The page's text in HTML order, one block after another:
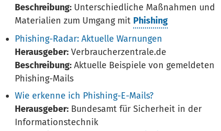
Beschreibung: Unterschiedliche Maßnahmen und
Materialien zum Umgang mit Phishing
Phishing-Radar: Aktuelle Warnungen
Herausgeber: Verbraucherzentrale.de
Beschreibung: Aktuelle Beispiele von gemeldeten
Phishing-Mails
Wie erkenne ich Phishing-E-Mails?
Herausgeber: Bundesamt für Sicherheit in der
Informationstechnik